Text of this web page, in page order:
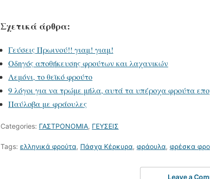
Σχετικά άρθρα:
Γεύσεις Πρωινού!! γιαμ! γιαμ!
Οδηγός αποθήκευσης φρούτων και λαχανικών
Λεμόνι, το θεϊκό φρούτο
9 λόγοι για να τρώμε μήλα, αυτά τα υπέροχα φρούτα
Παύλοβα με φράουλες
Categories: ΓΑΣΤΡΟΝΟΜΙΑ, ΓΕΥΣΕΙΣ
Tags: ελληνικά φρούτα, Πάσχα Κέρκυρα, φράουλα, φρέσκα
Leave a